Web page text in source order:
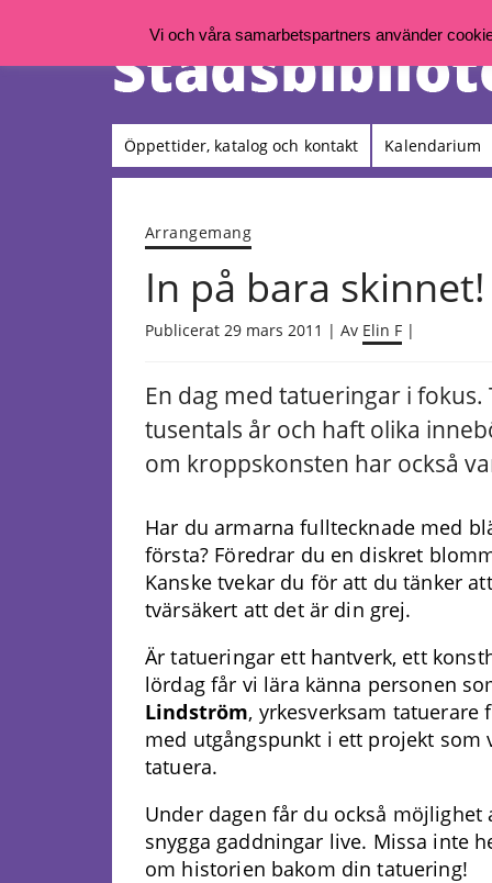
Öppettider, katalog och kontakt Kalendarium
Arrangemang
In på bara skinnet!
Publicerat 29 mars 2011 | Av Elin F |
En dag med tatueringar i fokus.
tusentals år och haft olika
om kroppskonsten har också
Har du armarna fulltecknade med
första? Föredrar du en diskret
Kanske tvekar du för att du tänker
tvärsäkert att det är din grej.
Är tatueringar ett hantverk, ett
lördag får vi lära känna personen
Lindström, yrkesverksam tatuerare
med utgångspunkt i ett projekt
tatuera.
Under dagen får du också
snygga gaddningar live. Missa inte
om historien bakom din tatuering!
Vi och våra samarbetspartners använder